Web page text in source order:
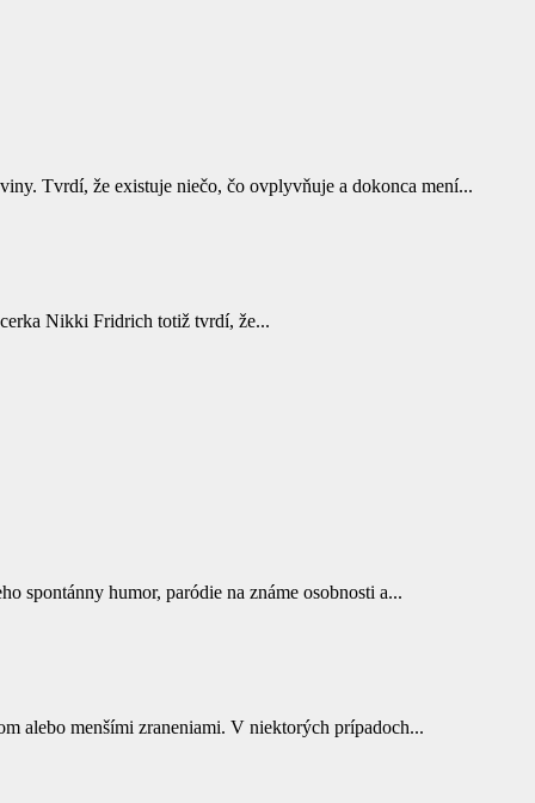
Tvrdí, že existuje niečo, čo ovplyvňuje a dokonca mení...
Nikki Fridrich totiž tvrdí, že...
spontánny humor, paródie na známe osobnosti a...
alebo menšími zraneniami. V niektorých prípadoch...